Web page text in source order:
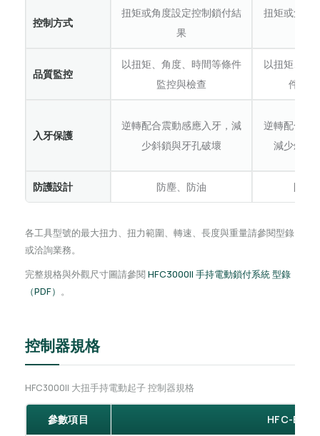
控制方式
扭矩或角度設定控制鎖付結
果
扭矩或角度
品質監控
以扭矩、角度、時間等條件
監控與檢查
以扭矩、角
件監
入牙保護
逆轉配合震動感應入牙，減
少斜鎖與牙孔破壞
逆轉配合震
減少斜鎖
防護設計 防塵、防油 防塵
各工具型號的最大扭力、扭力範圍、轉速、長度與重量請參閱型錄
或洽詢業務。
完整規格與外觀尺寸圖請參閱 HFC3000II 手持電動鎖付系統 型錄
（PDF） 。
控制器規格
HFC3000II 大扭手持電動起子 控制器規格
參數項目 HFC-